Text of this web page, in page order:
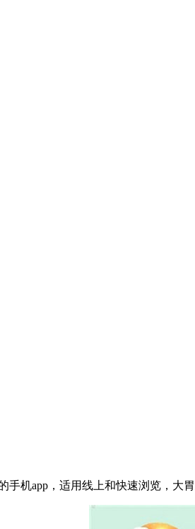
机app，适用线上和快速浏览，